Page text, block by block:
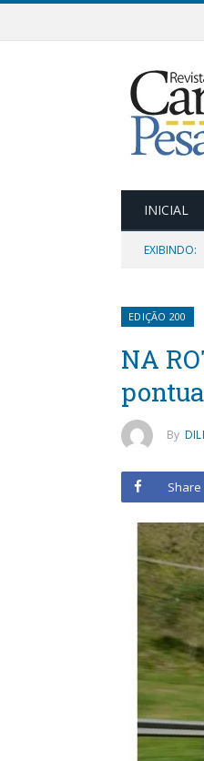
INICIAL
EXIBINDO:
EDIÇÃO 200
NA
By
Share